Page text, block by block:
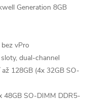
Generation 8GB
vPro
dual-channel
128GB (4x 32GB SO-
48GB SO-DIMM DDR5-